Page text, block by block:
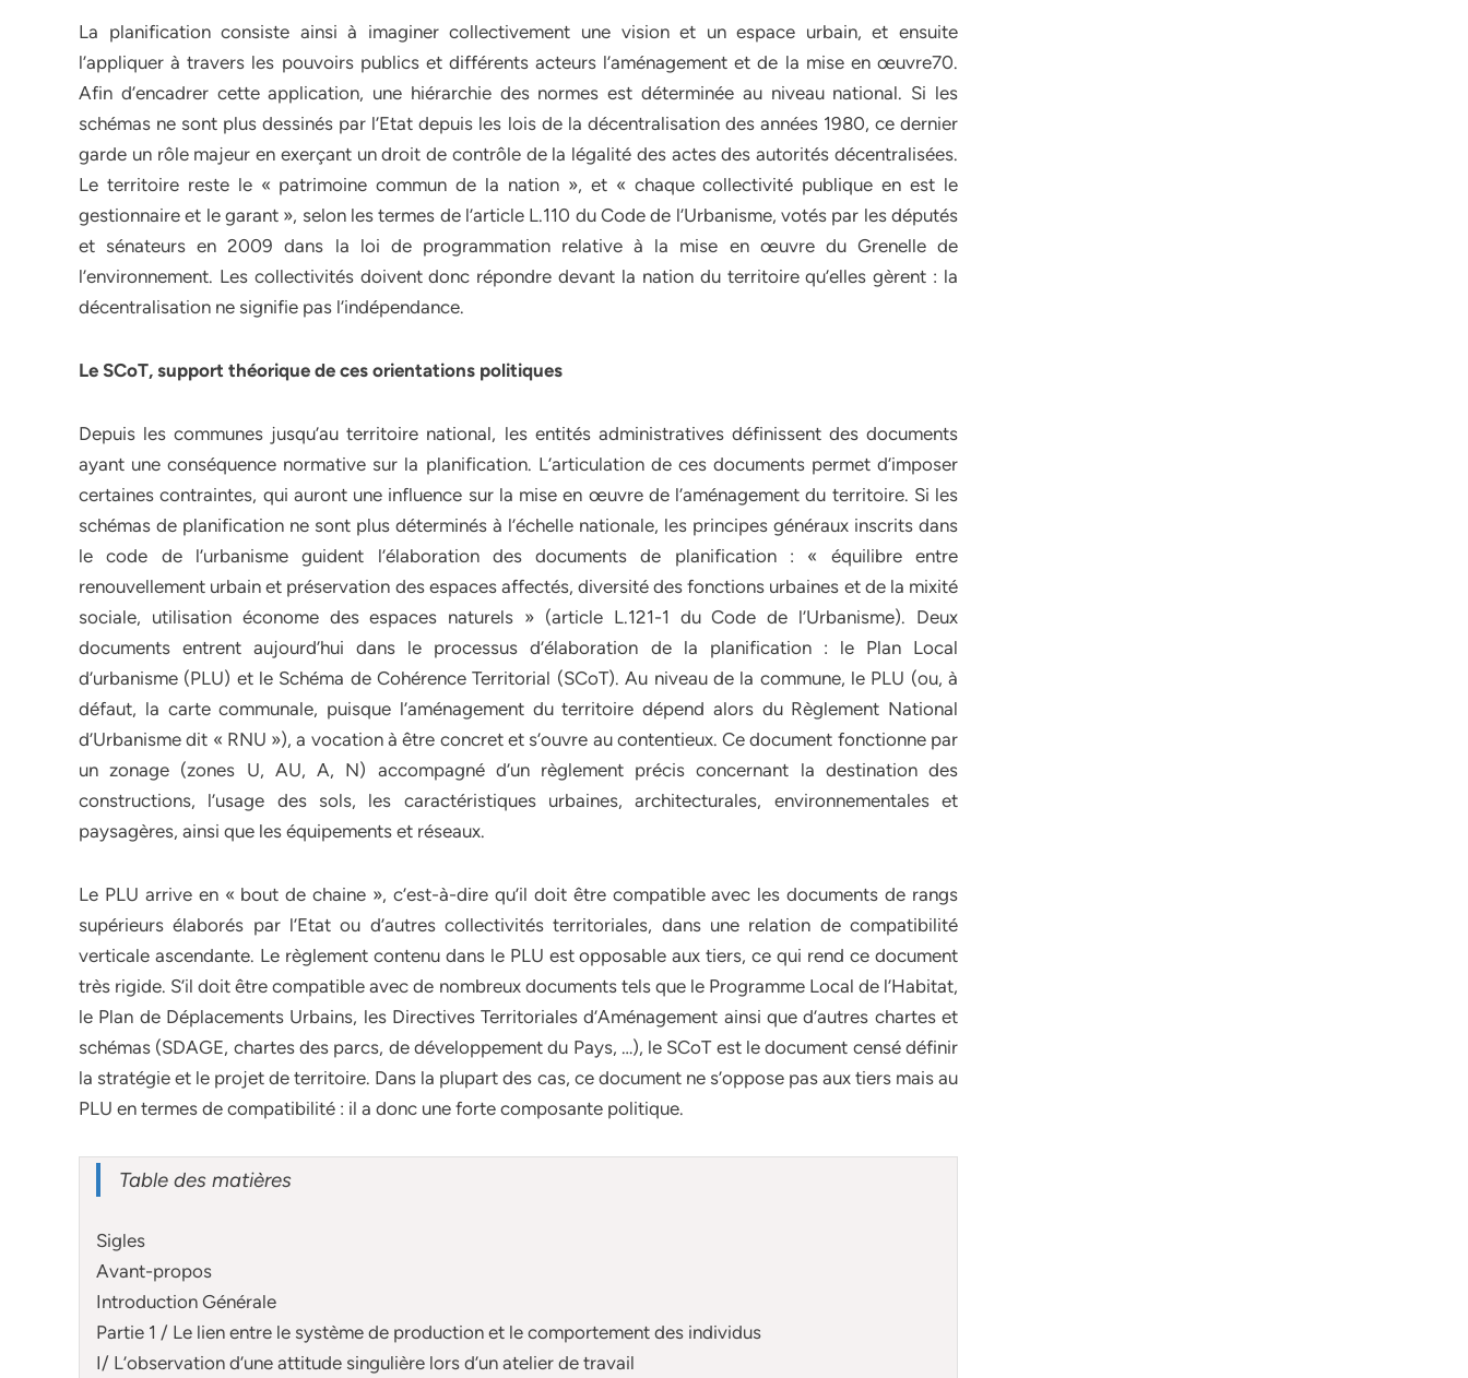
La planification consiste ainsi à imaginer collectivement une vision et un espace urbain, et ensuite
l’appliquer à travers les pouvoirs publics et différents acteurs l’aménagement et de la mise en œuvre70.
Afin d’encadrer cette application, une hiérarchie des normes est déterminée au niveau national. Si les
schémas ne sont plus dessinés par l’Etat depuis les lois de la décentralisation des années 1980, ce dernier
garde un rôle majeur en exerçant un droit de contrôle de la légalité des actes des autorités décentralisées.
Le territoire reste le « patrimoine commun de la nation », et « chaque collectivité publique en est le
gestionnaire et le garant », selon les termes de l’article L.110 du Code de l’Urbanisme, votés par les députés
et sénateurs en 2009 dans la loi de programmation relative à la mise en œuvre du Grenelle de
l’environnement. Les collectivités doivent donc répondre devant la nation du territoire qu’elles gèrent : la
décentralisation ne signifie pas l’indépendance.
Le SCoT, support théorique de ces orientations politiques
Depuis les communes jusqu’au territoire national, les entités administratives définissent des documents
ayant une conséquence normative sur la planification. L’articulation de ces documents permet d’imposer
certaines contraintes, qui auront une influence sur la mise en œuvre de l’aménagement du territoire. Si les
schémas de planification ne sont plus déterminés à l’échelle nationale, les principes généraux inscrits dans
le code de l’urbanisme guident l’élaboration des documents de planification : « équilibre entre
renouvellement urbain et préservation des espaces affectés, diversité des fonctions urbaines et de la mixité
sociale, utilisation économe des espaces naturels » (article L.121-1 du Code de l’Urbanisme). Deux
documents entrent aujourd’hui dans le processus d’élaboration de la planification : le Plan Local
d’urbanisme (PLU) et le Schéma de Cohérence Territorial (SCoT). Au niveau de la commune, le PLU (ou, à
défaut, la carte communale, puisque l’aménagement du territoire dépend alors du Règlement National
d’Urbanisme dit « RNU »), a vocation à être concret et s’ouvre au contentieux. Ce document fonctionne par
un zonage (zones U, AU, A, N) accompagné d’un règlement précis concernant la destination des
constructions, l’usage des sols, les caractéristiques urbaines, architecturales, environnementales et
paysagères, ainsi que les équipements et réseaux.
Le PLU arrive en « bout de chaine », c’est-à-dire qu’il doit être compatible avec les documents de rangs
supérieurs élaborés par l’Etat ou d’autres collectivités territoriales, dans une relation de compatibilité
verticale ascendante. Le règlement contenu dans le PLU est opposable aux tiers, ce qui rend ce document
très rigide. S’il doit être compatible avec de nombreux documents tels que le Programme Local de l’Habitat,
le Plan de Déplacements Urbains, les Directives Territoriales d’Aménagement ainsi que d’autres chartes et
schémas (SDAGE, chartes des parcs, de développement du Pays, …), le SCoT est le document censé définir
la stratégie et le projet de territoire. Dans la plupart des cas, ce document ne s’oppose pas aux tiers mais au
PLU en termes de compatibilité : il a donc une forte composante politique.
Table des matières
Sigles
Avant-propos
Introduction Générale
Partie 1 / Le lien entre le système de production et le comportement des individus
I/ L’observation d’une attitude singulière lors d’un atelier de travail